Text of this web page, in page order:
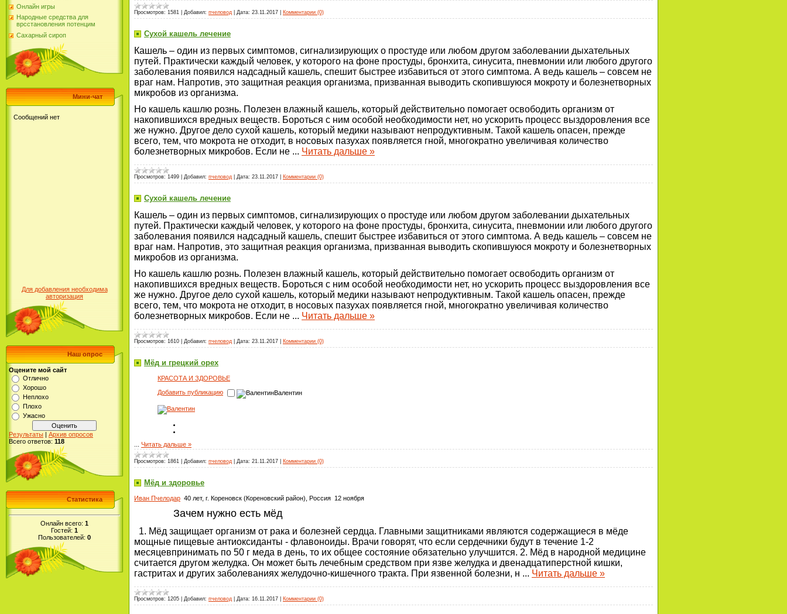
Онлайн игры
Народные средства для
врсстановления потенцим
Сахарный сироп
Мини-чат
Для добавления необходима
авторизация
Наш опрос
Оцените мой сайт
Отлично
Хорошо
Неплохо
Плохо
Ужасно
Результаты | Архив опросов
Всего ответов: 118
Статистика
Онлайн всего: 1
Гостей: 1
Пользователей: 0
Просмотров: 1581 Добавил: пчеловод Дата: 23.11.2017 Комментарии (0)
Сухой кашель лечение
Кашель – один из первых симптомов, сигнализирующих о простуде или любом другом заболевании дыхательных
путей. Практически каждый человек, у которого на фоне простуды, бронхита, синусита, пневмонии или любого другого
заболевания появился надсадный кашель, спешит быстрее избавиться от этого симптома. А ведь кашель – совсем не
враг нам. Напротив, это защитная реакция организма, призванная выводить скопившуюся мокроту и болезнетворных
микробов из организма.
Но кашель кашлю рознь. Полезен влажный кашель, который действительно помогает освободить организм от
накопившихся вредных веществ. Бороться с ним особой необходимости нет, но ускорить процесс выздоровления все
же нужно. Другое дело сухой кашель, который медики называют непродуктивным. Такой кашель опасен, прежде
всего, тем, что мокрота не отходит, в носовых пазухах появляется гной, многократно увеличивая количество
болезнетворных микробов. Если не ... Читать дальше »
Просмотров: 1499 Добавил: пчеловод Дата: 23.11.2017 Комментарии (0)
Сухой кашель лечение
Кашель – один из первых симптомов, сигнализирующих о простуде или любом другом заболевании дыхательных
путей. Практически каждый человек, у которого на фоне простуды, бронхита, синусита, пневмонии или любого другого
заболевания появился надсадный кашель, спешит быстрее избавиться от этого симптома. А ведь кашель – совсем не
враг нам. Напротив, это защитная реакция организма, призванная выводить скопившуюся мокроту и болезнетворных
микробов из организма.
Но кашель кашлю рознь. Полезен влажный кашель, который действительно помогает освободить организм от
накопившихся вредных веществ. Бороться с ним особой необходимости нет, но ускорить процесс выздоровления все
же нужно. Другое дело сухой кашель, который медики называют непродуктивным. Такой кашель опасен, прежде
всего, тем, что мокрота не отходит, в носовых пазухах появляется гной, многократно увеличивая количество
болезнетворных микробов. Если не ... Читать дальше »
Просмотров: 1610 Добавил: пчеловод Дата: 23.11.2017 Комментарии (0)
Мёд и грецкий орех
КРАСОТА И ЗДОРОВЬЕ
Добавить публикацию Валентин
Читать дальше »
Просмотров: 1861 Добавил: пчеловод Дата: 21.11.2017 Комментарии (0)
Мёд и здоровье
Иван Пчелодар 40 лет, г. Кореновск (Кореновский район), Россия 12 ноября
Зачем нужно есть мёд
1. Мёд защищает организм от рака и болезней сердца. Главными защитниками являются содержащиеся в мёде
мощные пищевые антиоксиданты - флавоноиды. Врачи говорят, что если сердечники будут в течение 1-2
месяцевпринимать по 50 г меда в день, то их общее состояние обязательно улучшится. 2. Мёд в народной медицине
считается другом желудка. Он может быть лечебным средством при язве желудка и двенадцатиперстной кишки,
гастритах и других заболеваниях желудочно-кишечного тракта. При язвенной болезни, н ... Читать дальше »
Просмотров: 1205 Добавил: пчеловод Дата: 16.11.2017 Комментарии (0)